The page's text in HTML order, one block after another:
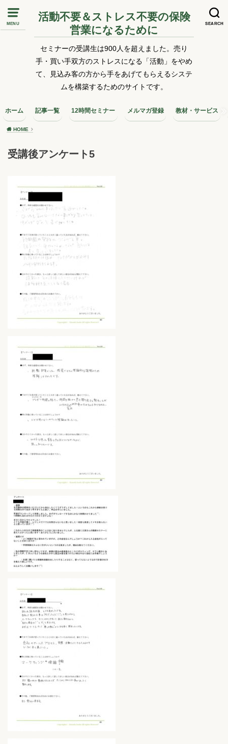
MENU SEARCH
活動不要＆ストレス不要の保険
営業になるために
セミナーの受講生は900人を超えました。売り
手・買い手双方のストレスになる「活動」をやめ
て、見込み客の方から手をあげてもらえるシステ
ムを構築するためのサイトです。
ホーム 記事一覧 12時間セミナー メルマガ登録 教材・サービス
HOME
受講後アンケート5